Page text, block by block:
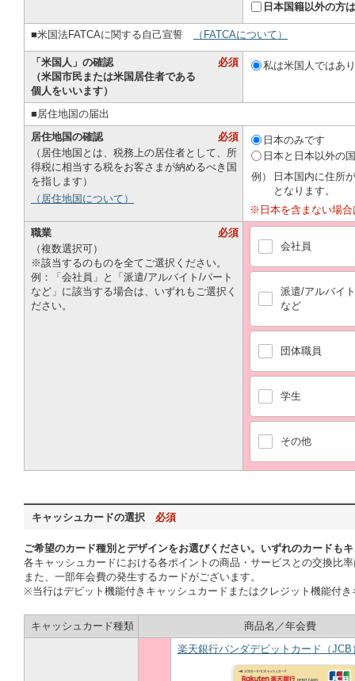
日本国籍以外の方
■米国法FATCAに関する自己宣誓 （FATCAについて）
「米国人」の確認
（米国市民または米国居住者である
個人をいいます）
必須 私は米国人ではあ
■居住地国の届出
居住地国の確認
必須
（居住地国とは、税務上の居住者として、所
得税に相当する税をお客さまが納めるべき国
を指します）
（居住地国について）
日本のみです
日本と日本以外の
例）
日本国内に住所
となります。
※日本を含まない場合
職業
必須
（複数選択可）
※該当するのものを全てご選択ください。
例：「会社員」と「派遣/アルバイト/パート
など」に該当する場合は、いずれもご選択く
ださい。
会社員
派遣/アルバイ
など
団体職員
学生
その他
キャッシュカードの選択 必須
キャッシュカード種類 商品名／年会費
楽天銀行パンダデビットカード（JCB